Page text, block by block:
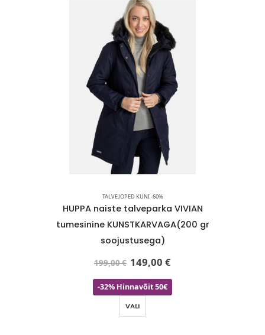
TALVEJOPED KUNI -60%
HUPPA naiste talveparka VIVIAN
tumesinine KUNSTKARVAGA(200 gr
soojustusega)
199,00€ 149,00€
-32% Hinnavõit 50€
VALI